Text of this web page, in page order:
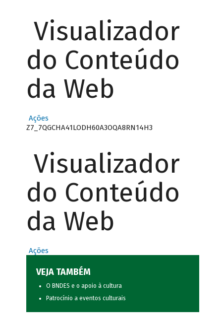
Visualizador
do Conteúdo
da Web
Ações
Z7_7QGCHA41LODH60A3OQA8RN14H3
Visualizador
do Conteúdo
da Web
Ações
VEJA TAMBÉM
O BNDES e o apoio à cultura
Patrocínio a eventos culturais